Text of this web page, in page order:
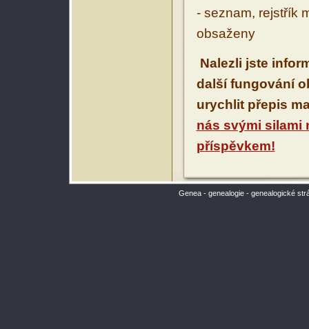
- seznam, rejstřík
obsaženy
Nalezli jste
další fungování
urychlit přepis
nás svými silami
příspěvkem!
Genea - genealogie - genealogické